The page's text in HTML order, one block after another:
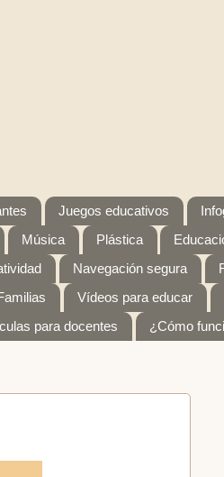
Juegos educativos
Música Plástica
Navegación segura
Vídeos para educar
para docentes ¿Cómo